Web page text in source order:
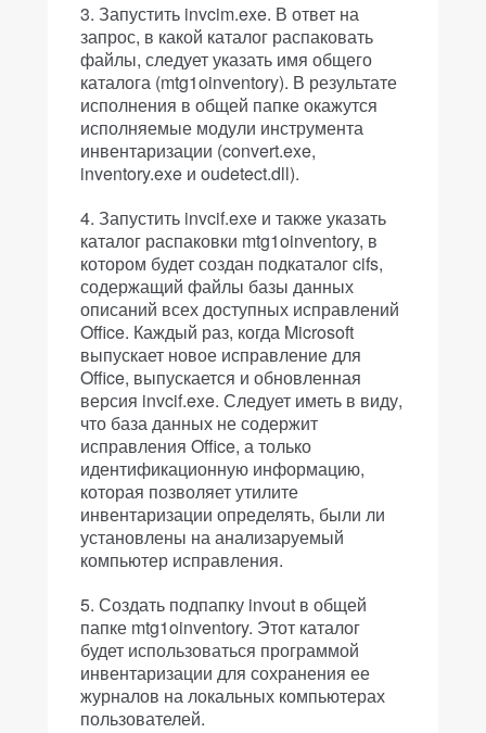
Запустить invcim.exe. В ответ на
запрос, в какой каталог распаковать
файлы, следует указать имя общего
каталога (mtg1oinventory). В результате
исполнения в общей папке окажутся
исполняемые модули инструмента
инвентаризации (convert.exe,
inventory.exe и oudetect.dll).
Запустить invcif.exe и также указать
каталог распаковки mtg1oinventory, в
котором будет создан подкаталог cifs,
содержащий файлы базы данных
описаний всех доступных исправлений
Office. Каждый раз, когда Microsoft
выпускает новое исправление для
Office, выпускается и обновленная
версия invcif.exe. Следует иметь в виду,
что база данных не содержит
исправления Office, а только
идентификационную информацию,
которая позволяет утилите
инвентаризации определять, были ли
установлены на анализаруемый
компьютер исправления.
Создать подпапку invout в общей
папке mtg1oinventory. Этот каталог
будет использоваться программой
инвентаризации для сохранения ее
журналов на локальных компьютерах
пользователей.